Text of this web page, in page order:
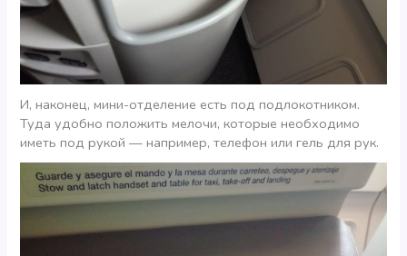
И, наконец, мини-отделение есть под подлокотником.
Туда удобно положить мелочи, которые необходимо
иметь под рукой — например, телефон или гель для рук.